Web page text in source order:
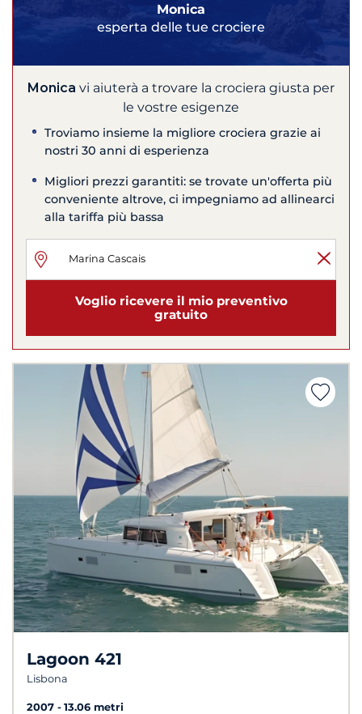
Monica
esperta delle tue crociere
Monica vi aiuterà a trovare la crociera giusta per
le vostre esigenze
Troviamo insieme la migliore crociera grazie ai
nostri 30 anni di esperienza
Migliori prezzi garantiti: se trovate un'offerta più
conveniente altrove, ci impegniamo ad allinearci
alla tariffa più bassa
Voglio ricevere il mio preventivo
gratuito
Lagoon 421
Lisbona
2007
13.06 metri